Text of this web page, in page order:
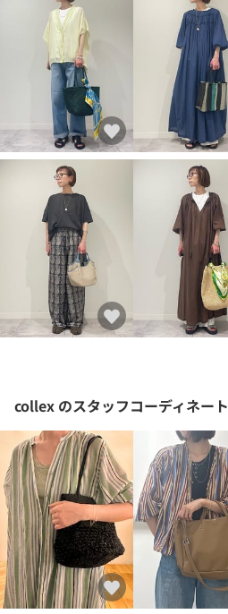
collex のスタッフコーディネート